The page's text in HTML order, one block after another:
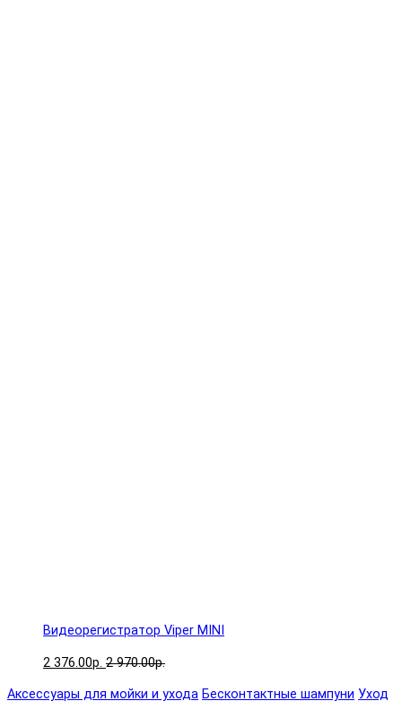
Видеорегистратор Viper MINI
2 376.00р. 2 970.00р.
Аксессуары для мойки и ухода Бесконтактные шампуни Уход